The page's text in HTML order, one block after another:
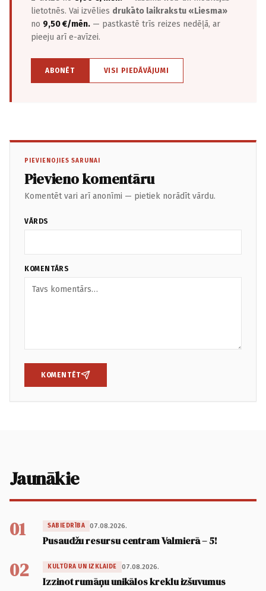
lietotnēs. Vai izvēlies drukāto laikrakstu «Liesma»
no 9,50 €/mēn. — pastkastē trīs reizes nedēļā, ar
pieeju arī e-avīzei.
ABONĒT VISI PIEDĀVĀJUMI
PIEVIENOJIES SARUNAI
Pievieno komentāru
Komentēt vari arī anonīmi — pietiek norādīt vārdu.
VĀRDS
KOMENTĀRS
KOMENTĒT
Jaunākie
01 SABIEDRĪBA 07.08.2026.
Pusaudžu resursu centram Valmierā – 5!
02 KULTŪRA UN IZKLAIDE 07.08.2026.
Izzinot rumāņu unikālos kreklu izšuvumus